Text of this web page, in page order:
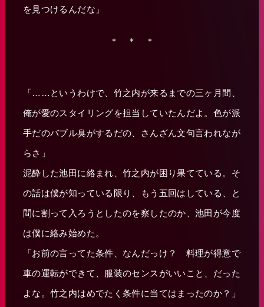
を見つけるんだな」
＊ ＊ ＊
「……というわけで、竹之内が来るまでの三ヶ月間、
俺が愛のスタイリングを担当していたんだよ。色が派
手だのバブル臭がするだの、さんざん文句言われなが
らさ」
泥酔した池田に絡まれ、竹之内が困り果てている。そ
の話は僕が知っている限り、もう五回はしている、と
間に割って入ろうとしたのを察したのか、池田が今度
は僕に絡み始めた。
「お前の言ってた条件、なんだっけ？ 料理が得意で
車の運転ができて、服装のセンスがいいこと、だった
よな。竹之内はめでたく条件に当てはまったのか？」